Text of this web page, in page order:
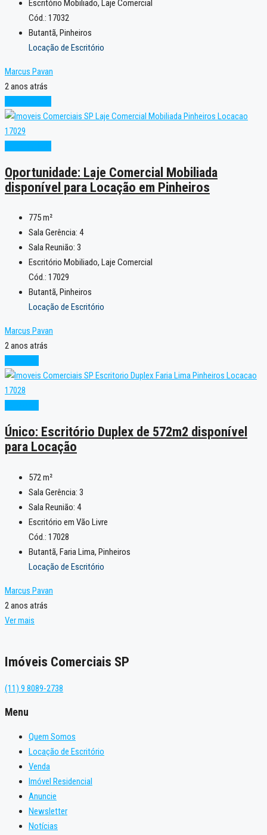
Escritório Mobiliado, Laje Comercial
Cód.: 17032
Butantã, Pinheiros
Locação de Escritório
Marcus Pavan
2 anos atrás
Oportunidade: Laje Comercial Mobiliada
disponível para Locação em Pinheiros
775m²
Sala Gerência: 4
Sala Reunião: 3
Escritório Mobiliado, Laje Comercial
Cód.: 17029
Butantã, Pinheiros
Locação de Escritório
Marcus Pavan
2 anos atrás
Único: Escritório Duplex de 572m2 disponível
para Locação
572 m²
Sala Gerência: 3
Sala Reunião: 4
Escritório em Vão Livre
Cód.: 17028
Butantã, Faria Lima, Pinheiros
Locação de Escritório
Marcus Pavan
2 anos atrás
Ver mais
Imóveis Comerciais SP
(11) 9 8089-2738
Menu
Quem Somos
Locação de Escritório
Venda
Imóvel Residencial
Anuncie
Newsletter
Notícias